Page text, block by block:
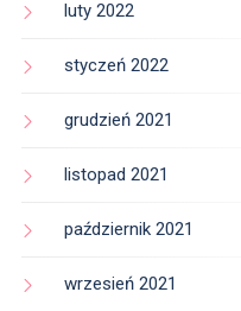
luty 2022
styczeń 2022
grudzień 2021
listopad 2021
październik 2021
wrzesień 2021